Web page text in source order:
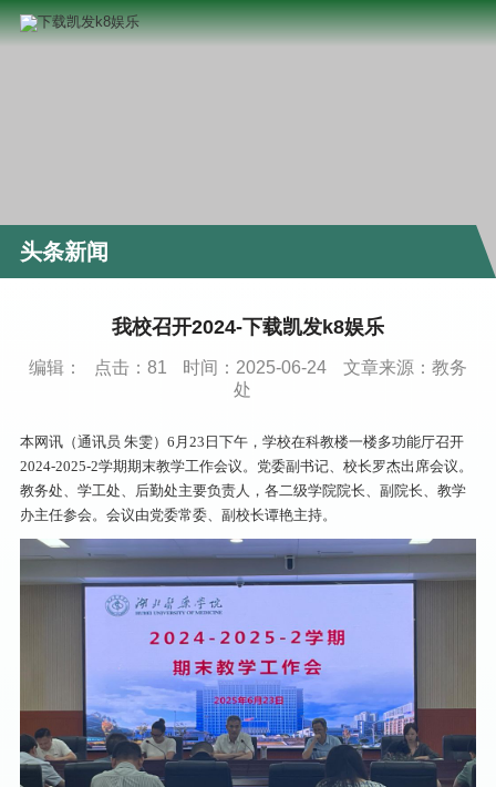
头条新闻
我校召开2024-下载凯发k8娱乐
编辑： 点击： 81 时间：2025-06-24
文章来源：教务
处
本网讯（通讯员 朱雯）6月23日下午，学校在科教楼一楼多功能厅召开
2024-2025-2学期期末教学工作会议。党委副书记、校长罗杰出席会议。
教务处、学工处、后勤处主要负责人，各二级学院院长、副院长、教学
办主任参会。会议由党委常委、副校长谭艳主持。